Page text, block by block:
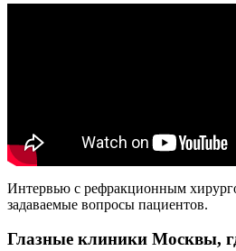
Интервью с рефракционным
задаваемые вопросы пациентов.
Глазные клиники Москвы,